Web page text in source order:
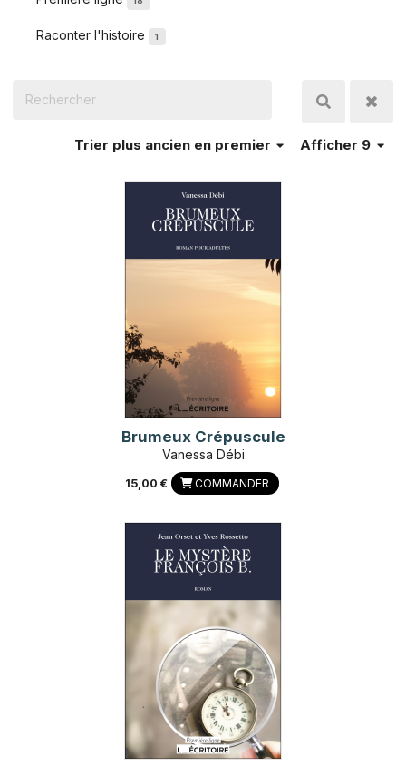
Raconter l'histoire 1
Afficher 9
Trier plus ancien en premier
Brumeux Crépuscule
Vanessa Débi
15,00 € COMMANDER